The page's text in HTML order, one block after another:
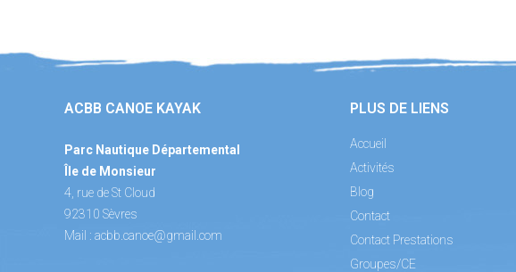
ACBB CANOE KAYAK
Parc Nautique Départemental
Île de Monsieur
4, rue de St Cloud
92310 Sèvres
Mail : acbb.canoe@gmail.com
PLUS DE LIENS
Accueil
Activités
Blog
Contact
Contact Prestations
Groupes/CE